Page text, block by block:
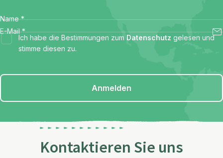
Name *
E-Mail *
Ich habe die Bestimmungen zum Datenschutz gelesen und
stimme diesen zu.
Anmelden
Kontaktieren Sie uns